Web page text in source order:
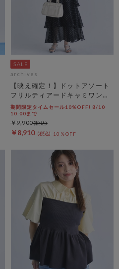
archives
【映え確定！】ドットアソート
フリルティアードキャミワンピ
ース
期間限定タイムセール10%OFF! 8/10
10:00まで
￥8,910 10％OFF
￥9,900